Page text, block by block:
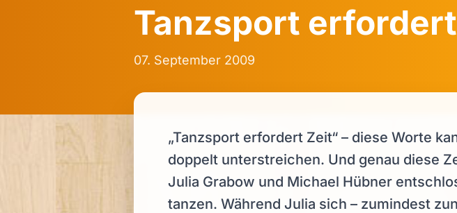
Tanzsport
07. September 2009
„Tanzsport erfordert Zeit“ – diese Worte
doppelt unterstreichen. Und genau diese
Julia Grabow und Michael Hübner
tanzen. Während Julia sich – zumindest